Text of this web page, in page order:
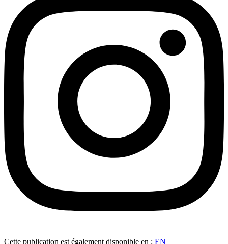
Cette publication est également disponible en : EN